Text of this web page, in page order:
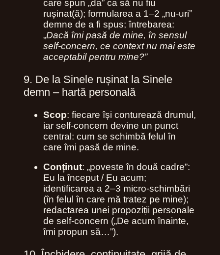
care spun „da” ca să nu fiu
rușinat(ă); formularea a 1–2 „nu-uri”
demne de a fi spus; întrebarea:
„Dacă îmi pasă de mine, în sensul
self‑concern, ce context nu mai este
acceptabil pentru mine?”
9. De la Sinele rușinat la Sinele
demn – hartă personală
Scop: fiecare își conturează drumul,
iar self‑concern devine un punct
central: cum se schimbă felul în
care îmi pasă de mine.
Conținut: „poveste în două cadre”:
Eu la început / Eu acum;
identificarea a 2–3 micro‑schimbări
(în felul în care mă tratez pe mine);
redactarea unei propoziții personale
de self‑concern („De acum înainte,
îmi propun să…”).